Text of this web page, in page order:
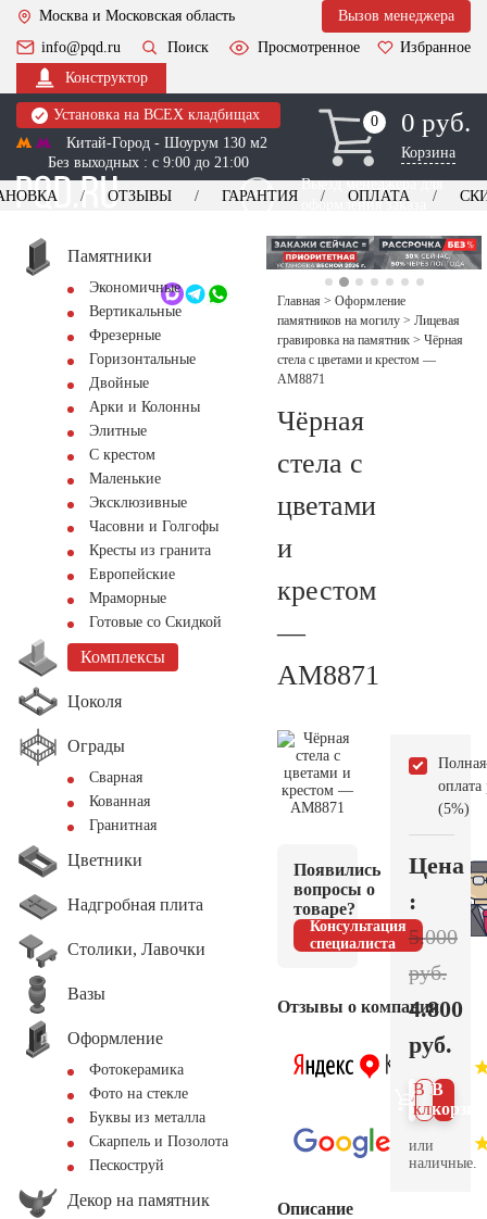
Москва и Московская область
Вызов менеджера
info@pqd.ru
Поиск Просмотренное
Избранное
Конструктор
Установка на ВСЕХ кладбищах
Китай-Город - Шоурум 130 м2
Без выходных : с 9:00 до 21:00
0
0 0 руб.
Корзина
Выезд менеджера для
оформления заказа
+7 (495) 518-44-23
Обратный звонок
ОТЗЫВЫ ГАРАНТИЯ ОПЛАТА
Памятники
Экономичные
Вертикальные
Фрезерные
Горизонтальные
Двойные
Арки и Колонны
Элитные
С крестом
Маленькие
Эксклюзивные
Часовни и Голгофы
Кресты из гранита
Европейские
Мраморные
Готовые со Скидкой
Комплексы
Цоколя
Ограды
Сварная
Кованная
Гранитная
Цветники
Надгробная плита
Столики, Лавочки
Вазы
Оформление
Фотокерамика
Фото на стекле
Буквы из металла
Скарпель и Позолота
Пескоструй
Декор на памятник
Главная > Оформление
памятников на могилу > Лицевая
гравировка на памятник > Чёрная
стела с цветами и крестом —
AM8871
Чёрная
стела с
цветами
и
крестом
—
AM8871
Появились
вопросы о
товаре?
Консультация
специалиста
Отзывы о компании
Описание
Полная
оплата
(5%)
Цена
:
5.000
руб.
4.800
руб.
В
В 1
клик
или
наличные.